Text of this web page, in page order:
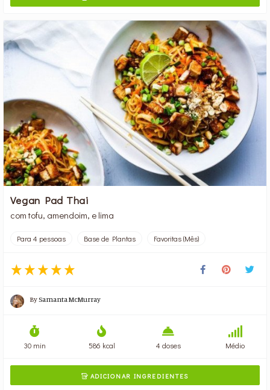
Vegan Pad Thai
com tofu, amendoim, e lima
Para 4 pessoas Base de Plantas Favoritas (Mês)
BySamanta McMurray
30 min 586 kcal 4 doses Médio
ADICIONAR INGREDIENTES